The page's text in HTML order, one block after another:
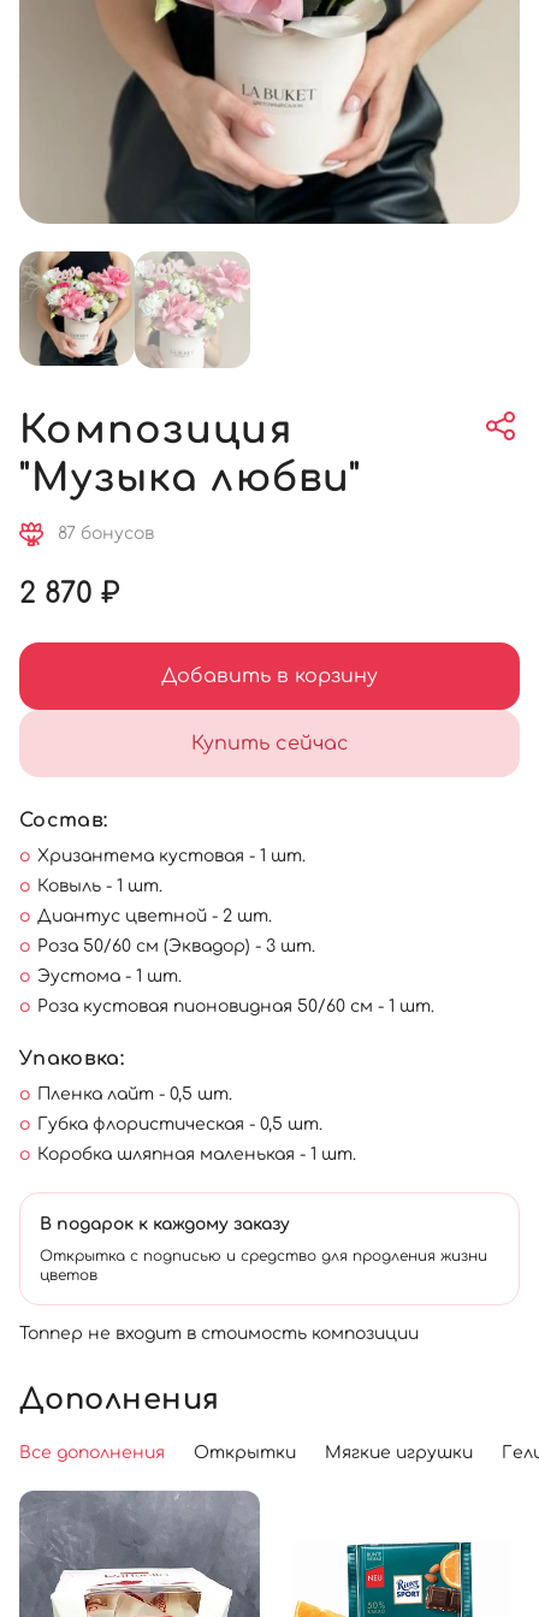
Композиция
"Музыка любви"
87 бонусов
2 870 ₽
Добавить в корзину
Купить сейчас
Состав:
Хризантема кустовая - 1 шт.
Ковыль - 1 шт.
Диантус цветной - 2 шт.
Роза 50/60 см (Эквадор) - 3 шт.
Эустома - 1 шт.
Роза кустовая пионовидная 50/60 см - 1 шт.
Упаковка:
Пленка лайт - 0,5 шт.
Губка флористическая - 0,5 шт.
Коробка шляпная маленькая - 1 шт.
В подарок к каждому заказу
Открытка с подписью и средство для продления жизни
цветов
Топпер не входит в стоимость композиции
Дополнения
Все дополнения Открытки Мягкие игрушки